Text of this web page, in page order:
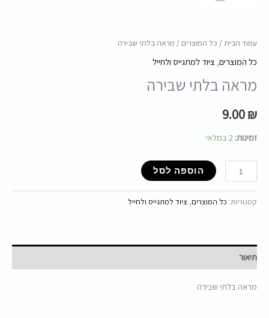
עמוד הבית/ כל המוצרים / מראה בלתי שבירה
כל המוצרים, ציוד למתגייס ולחייל
מראה בלתי שבירה
9.00₪
זמינות: 2 במלאי
הוספה לסל
קטגוריות: כל המוצרים, ציוד למתגייס ולחייל
תיאור
מראה בלתי שבירה